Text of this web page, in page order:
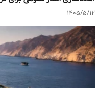
۱۴۰۵/۵/۱۲